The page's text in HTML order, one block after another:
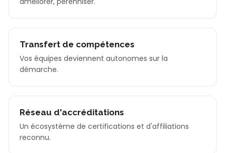
Transfert de compétences
Vos équipes deviennent autonomes sur la
démarche.
Réseau d'accréditations
Un écosystème de certifications et d'affiliations
reconnu.